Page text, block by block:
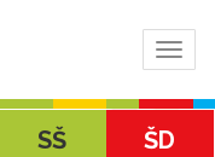
SŠ ŠD